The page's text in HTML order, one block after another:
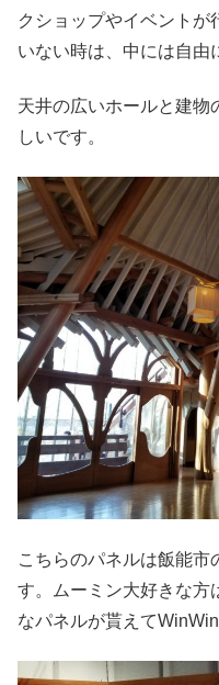
クショップやイベントが
いない時は、中には自由
天井の広いホールと建物
しいです。
こちらのパネルは飯能市
す。ムーミン大好きな方
なパネルが貰えて